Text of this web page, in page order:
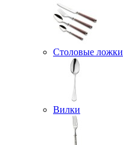
Столовые ложки
Вилки